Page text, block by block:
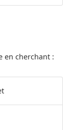
en cherchant :